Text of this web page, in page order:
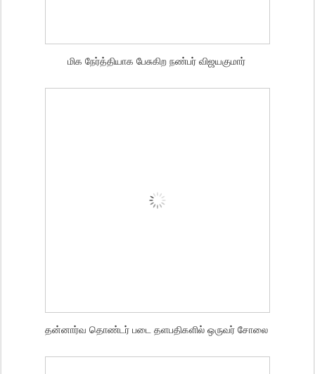
மிக நேர்த்தியாக பேசுகிற நண்பர் விஜயகுமார்
தன்னார்வ தொண்டர் படை தளபதிகளில் ஒருவர் சோலை